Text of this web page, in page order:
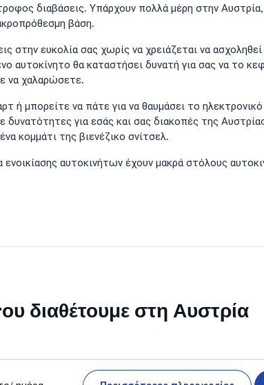
διαβάσεις. Υπάρχουν πολλά μέρη στην
βάση.
στην ευκολία σας χωρίς να χρειάζεται να
αυτοκίνητο θα καταστήσει δυνατή για σας να το
να χαλαρώσετε.
ή μπορείτε να πάτε για να θαυμάσει το
δυνατότητες για εσάς και σας διακοπές της
κομμάτι της βιενέζικο σνίτσελ.
αυτοκινήτων έχουν μακρά στόλους
διαθέτουμε στη Αυστρία